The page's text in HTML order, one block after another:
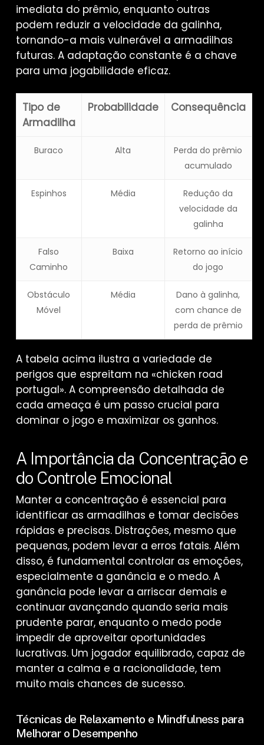
imediata do prêmio, enquanto outras
podem reduzir a velocidade da galinha,
tornando-a mais vulnerável a armadilhas
futuras. A adaptação constante é a chave
para uma jogabilidade eficaz.
Tipo de
Armadilha
Probabilidade Consequência
Buraco Alta
Perda do prêmio
acumulado
Espinhos Média
Redução da
velocidade da
galinha
Falso
Caminho
Baixa
Retorno ao início
do jogo
Obstáculo
Móvel
Média
Dano à galinha,
com chance de
perda de prêmio
A tabela acima ilustra a variedade de
perigos que espreitam na «chicken road
portugal». A compreensão detalhada de
cada ameaça é um passo crucial para
dominar o jogo e maximizar os ganhos.
A Importância da Concentração e
do Controle Emocional
Manter a concentração é essencial para
identificar as armadilhas e tomar decisões
rápidas e precisas. Distrações, mesmo que
pequenas, podem levar a erros fatais. Além
disso, é fundamental controlar as emoções,
especialmente a ganância e o medo. A
ganância pode levar a arriscar demais e
continuar avançando quando seria mais
prudente parar, enquanto o medo pode
impedir de aproveitar oportunidades
lucrativas. Um jogador equilibrado, capaz de
manter a calma e a racionalidade, tem
muito mais chances de sucesso.
Técnicas de Relaxamento e Mindfulness para
Melhorar o Desempenho